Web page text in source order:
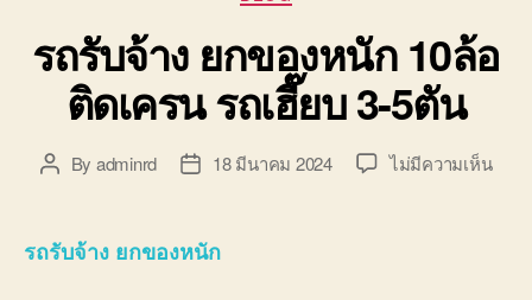
รถรับจ้าง ยกของหนัก 10ล้อ
ติดเครน รถเฮี๊ยบ 3-5ตัน
PostBy adminrd
Post18 มีนาคม 2024 ไม่มีความเห็นบน
รถรับจ้าง ยกของหนัก